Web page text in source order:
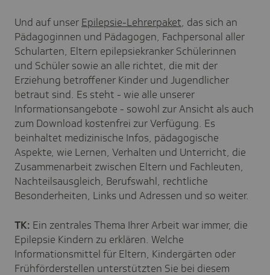
Und auf unser Epilepsie-Lehrerpaket, das sich an
Pädagoginnen und Pädagogen, Fachpersonal aller
Schularten, Eltern epilepsiekranker Schülerinnen
und Schüler sowie an alle richtet, die mit der
Erziehung betroffener Kinder und Jugendlicher
betraut sind. Es steht - wie alle unserer
Informationsangebote - sowohl zur Ansicht als auch
zum Download kostenfrei zur Verfügung. Es
beinhaltet medizinische Infos, pädagogische
Aspekte, wie Lernen, Verhalten und Unterricht, die
Zusammenarbeit zwischen Eltern und Fachleuten,
Nachteilsausgleich, Berufswahl, rechtliche
Besonderheiten, Links und Adressen und so weiter.
TK: Ein zentrales Thema Ihrer Arbeit war immer, die
Epilepsie Kindern zu erklären. Welche
Informationsmittel für Eltern, Kindergärten oder
Frühförderstellen unterstützten Sie bei diesem